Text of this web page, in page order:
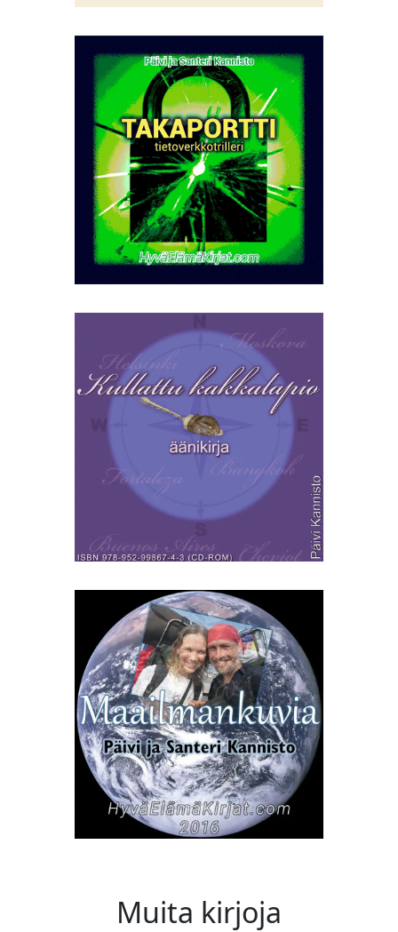
Muita kirjoja